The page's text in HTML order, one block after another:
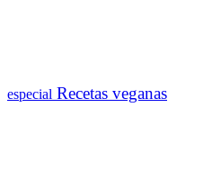
especial Recetas veganas